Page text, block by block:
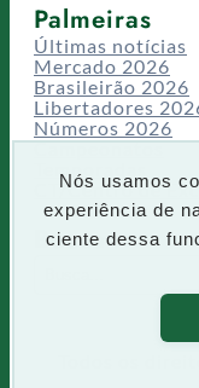
Nós usamos
experiência de
ciente dessa
Palmeiras
Últimas notícias
Mercado 2026
Brasileirão 2026
Libertadores
Números 2026
Campeonatos
Temporadas
CT/Centro de
Busca